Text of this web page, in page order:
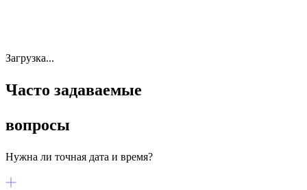
Загрузка...
Часто задаваемые
вопросы
Нужна ли точная дата и время?